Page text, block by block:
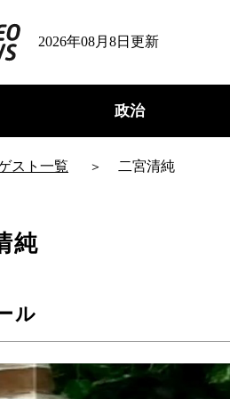
2026年08月8日更新
政治
スト一覧 二宮清純
純
ル